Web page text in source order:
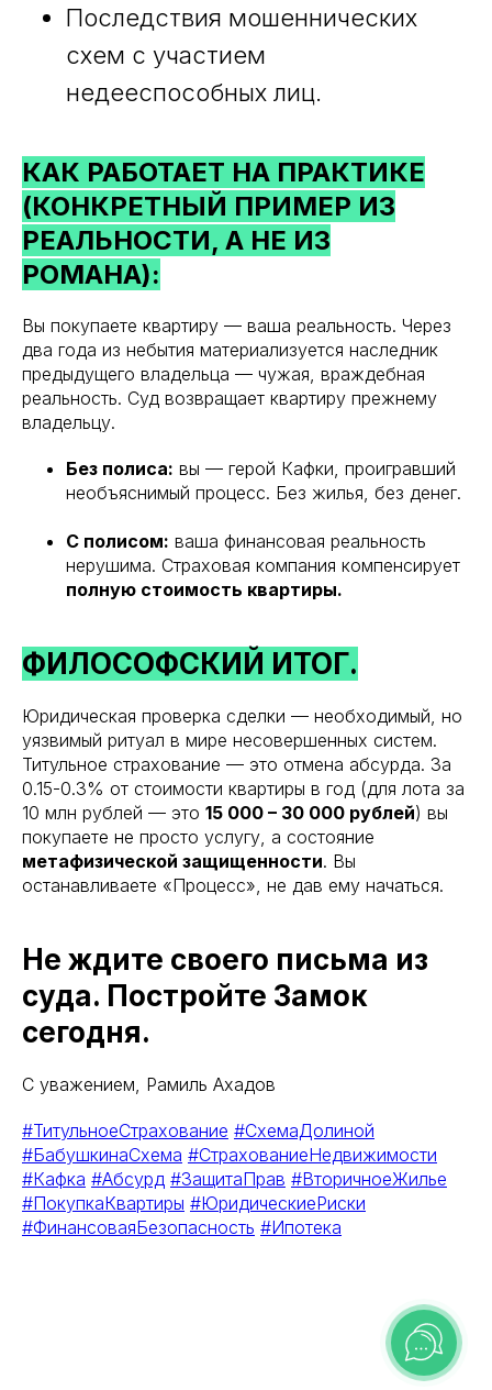
Последствия мошеннических
схем с участием
недееспособных лиц.
КАК РАБОТАЕТ НА ПРАКТИКЕ
(КОНКРЕТНЫЙ ПРИМЕР ИЗ
РЕАЛЬНОСТИ, А НЕ ИЗ
РОМАНА):
Вы покупаете квартиру — ваша реальность. Через
два года из небытия материализуется наследник
предыдущего владельца — чужая, враждебная
реальность. Суд возвращает квартиру прежнему
владельцу.
Без полиса: вы — герой Кафки, проигравший
необъяснимый процесс. Без жилья, без денег.
С полисом: ваша финансовая реальность
нерушима. Страховая компания компенсирует
полную стоимость квартиры.
ФИЛОСОФСКИЙ ИТОГ.
Юридическая проверка сделки — необходимый, но
уязвимый ритуал в мире несовершенных систем.
Титульное страхование — это отмена абсурда. За
0.15-0.3% от стоимости квартиры в год (для лота за
10 млн рублей — это 15 000 – 30 000 рублей) вы
покупаете не просто услугу, а состояние
метафизической защищенности. Вы
останавливаете «Процесс», не дав ему начаться.
Не ждите своего письма из
суда. Постройте Замок
сегодня.
С уважением, Рамиль Ахадов
#ТитульноеСтрахование #СхемаДолиной
#БабушкинаСхема #СтрахованиеНедвижимости
#Кафка #Абсурд #ЗащитаПрав #ВторичноеЖилье
#ПокупкаКвартиры #ЮридическиеРиски
#ФинансоваяБезопасность #Ипотека